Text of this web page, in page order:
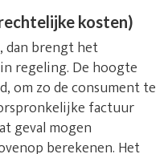
kosten)
dan brengt het
regeling. De hoogte
om zo de consument te
factuur
geval mogen
berekenen. Het